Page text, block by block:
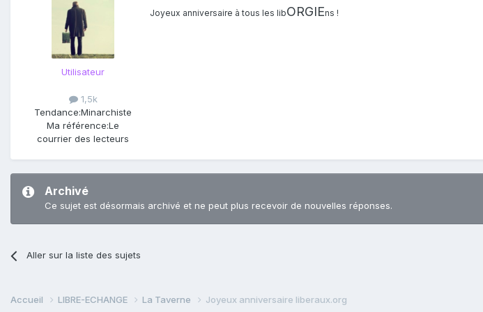
Utilisateur
1,5k
Tendance:Minarchiste
Ma référence:Le
courrier des lecteurs
Joyeux anniversaire à tous les libORGIEns !
Archivé
Ce sujet est désormais archivé et ne peut plus recevoir de nouvelles réponses.
Aller sur la liste des sujets
Accueil LIBRE-ECHANGE La Taverne Joyeux anniversaire liberaux.org